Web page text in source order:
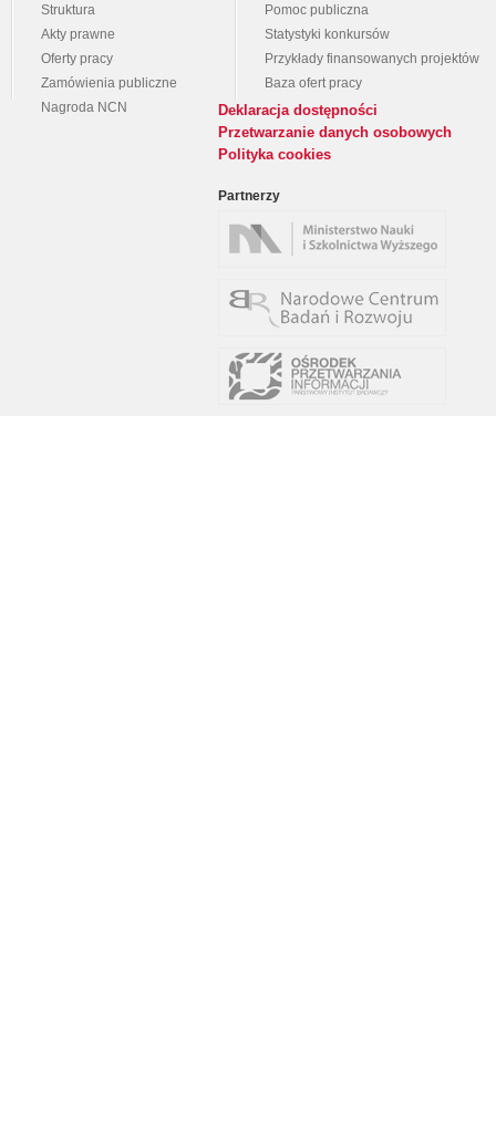
Struktura
Akty prawne
Oferty pracy
Zamówienia publiczne
Nagroda NCN
Pomoc publiczna
Statystyki konkursów
Przykłady finansowanych projektów
Baza ofert pracy
Deklaracja dostępności
Przetwarzanie danych osobowych
Polityka cookies
Partnerzy